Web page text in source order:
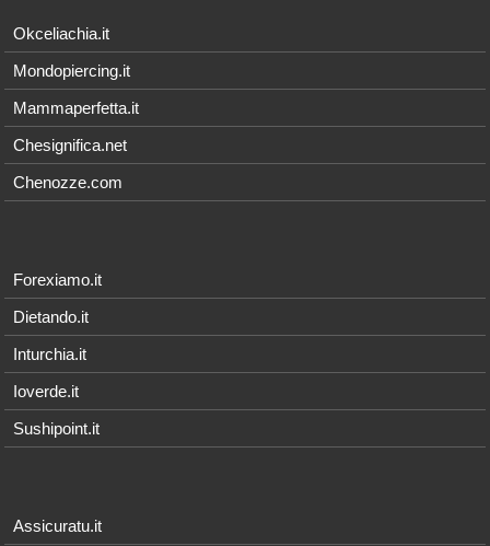
Okceliachia.it
Mondopiercing.it
Mammaperfetta.it
Chesignifica.net
Chenozze.com
Forexiamo.it
Dietando.it
Inturchia.it
Ioverde.it
Sushipoint.it
Assicuratu.it